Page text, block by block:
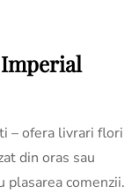
– ofera livrari flori
din oras sau
plasarea comenzii.